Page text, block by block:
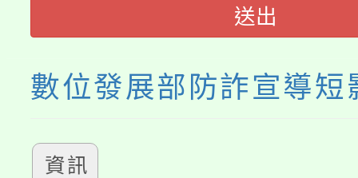
程，歡迎學生輔導中心
系所師生報名參加。
送出
數位發展部防詐宣導短
資訊